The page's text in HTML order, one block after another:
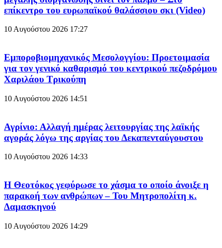
επίκεντρο του ευρωπαϊκού θαλάσσιου σκι (Video)
10 Αυγούστου 2026 17:27
Εμποροβιομηχανικός Μεσολογγίου: Προετοιμασία
για τον γενικό καθαρισμό του κεντρικού πεζοδρόμου
Χαριλάου Τρικούπη
10 Αυγούστου 2026 14:51
Αγρίνιο: Αλλαγή ημέρας λειτουργίας της λαϊκής
αγοράς λόγω της αργίας του Δεκαπενταύγουστου
10 Αυγούστου 2026 14:33
Η Θεοτόκος γεφύρωσε το χάσμα το οποίο άνοιξε η
παρακοή των ανθρώπων – Του Μητροπολίτη κ.
Δαμασκηνού
10 Αυγούστου 2026 14:29